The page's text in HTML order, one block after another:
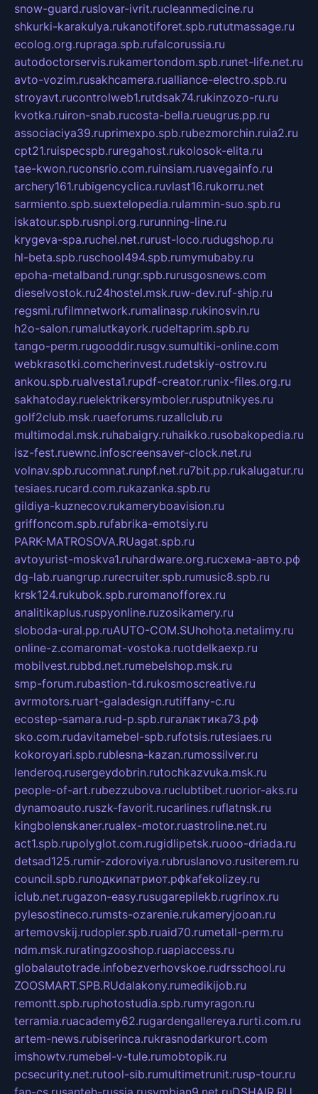
snow-guard.ruslovar-ivrit.rucleanmedicine.ru
shkurki-karakulya.rukanotiforet.spb.rututmassage.ru
ecolog.org.rupraga.spb.rufalcorussia.ru
autodoctorservis.rukamertondom.spb.runet-life.net.ru
avto-vozim.rusakhcamera.rualliance-electro.spb.ru
stroyavt.rucontrolweb1.rutdsak74.rukinzozo-ru.ru
kvotka.ruiron-snab.rucosta-bella.rueugrus.pp.ru
associaciya39.ruprimexpo.spb.rubezmorchin.ruia2.ru
cpt21.ruispecspb.ruregahost.rukolosok-elita.ru
tae-kwon.ruconsrio.com.ruinsiam.ruavegainfo.ru
archery161.rubigencyclica.ruvlast16.rukorru.net
sarmiento.spb.suextelopedia.rulammin-suo.spb.ru
iskatour.spb.rusnpi.org.rurunning-line.ru
krygeva-spa.ruchel.net.rurust-loco.rudugshop.ru
hl-beta.spb.ruschool494.spb.rumymubaby.ru
epoha-metalband.rungr.spb.rurusgosnews.com
dieselvostok.ru24hostel.msk.ruw-dev.ruf-ship.ru
regsmi.rufilmnetwork.rumalinasp.rukinosvin.ru
h2o-salon.rumalutkayork.rudeltaprim.spb.ru
tango-perm.rugooddir.rusgv.sumultiki-online.com
webkrasotki.comcherinvest.rudetskiy-ostrov.ru
ankou.spb.rualvesta1.rupdf-creator.runix-files.org.ru
sakhatoday.ruelektrikersymboler.rusputnikyes.ru
golf2club.msk.ruaeforums.ruzallclub.ru
multimodal.msk.ruhabaigry.ruhaikko.rusobakopedia.ru
isz-fest.ruewnc.infoscreensaver-clock.net.ru
volnav.spb.rucomnat.runpf.net.ru7bit.pp.rukalugatur.ru
tesiaes.rucard.com.rukazanka.spb.ru
gildiya-kuznecov.rukameryboavision.ru
griffoncom.spb.rufabrika-emotsiy.ru
PARK-MATROSOVA.RUagat.spb.ru
avtoyurist-moskva1.ruhardware.org.ruсхема-авто.рф
dg-lab.ruangrup.rurecruiter.spb.rumusic8.spb.ru
krsk124.rukubok.spb.ruromanofforex.ru
analitikaplus.ruspyonline.ruzosikamery.ru
sloboda-ural.pp.ruAUTO-COM.SUhohota.netalimy.ru
online-z.comaromat-vostoka.ruotdelkaexp.ru
mobilvest.rubbd.net.rumebelshop.msk.ru
smp-forum.rubastion-td.rukosmoscreative.ru
avrmotors.ruart-galadesign.rutiffany-c.ru
ecostep-samara.rud-p.spb.ruгалактика73.рф
sko.com.rudavitamebel-spb.rufotsis.rutesiaes.ru
kokoroyari.spb.rublesna-kazan.rumossilver.ru
lenderoq.rusergeydobrin.rutochkazvuka.msk.ru
people-of-art.rubezzubova.ruclubtibet.ruorior-aks.ru
dynamoauto.ruszk-favorit.rucarlines.ruflatnsk.ru
kingbolenskaner.rualex-motor.ruastroline.net.ru
act1.spb.rupolyglot.com.rugidlipetsk.ruooo-driada.ru
detsad125.rumir-zdoroviya.rubruslanovo.rusiterem.ru
council.spb.ruлодкипатриот.рфkafekolizey.ru
iclub.net.rugazon-easy.rusugarepilekb.rugrinox.ru
pylesostineco.rumsts-ozarenie.rukameryjooan.ru
artemovskij.rudopler.spb.ruaid70.rumetall-perm.ru
ndm.msk.ruratingzooshop.ruapiaccess.ru
globalautotrade.infobezverhovskoe.rudrsschool.ru
ZOOSMART.SPB.RUdalakony.rumedikijob.ru
remontt.spb.ruphotostudia.spb.rumyragon.ru
terramia.ruacademy62.rugardengallereya.rurti.com.ru
artem-news.rubiserinca.rukrasnodarkurort.com
imshowtv.rumebel-v-tule.rumobtopik.ru
pcsecurity.net.rutool-sib.rumultimetrunit.rusp-tour.ru